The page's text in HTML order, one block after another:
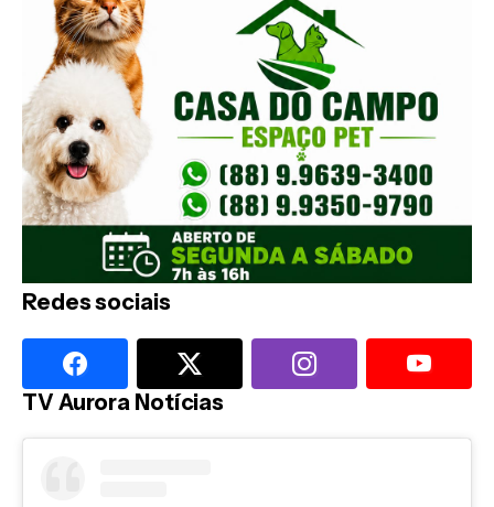
Redes sociais
TV Aurora Notícias